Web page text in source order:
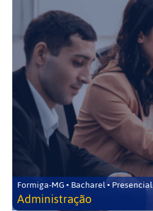
Formiga-MG • Bacharel • Presencial
Administração